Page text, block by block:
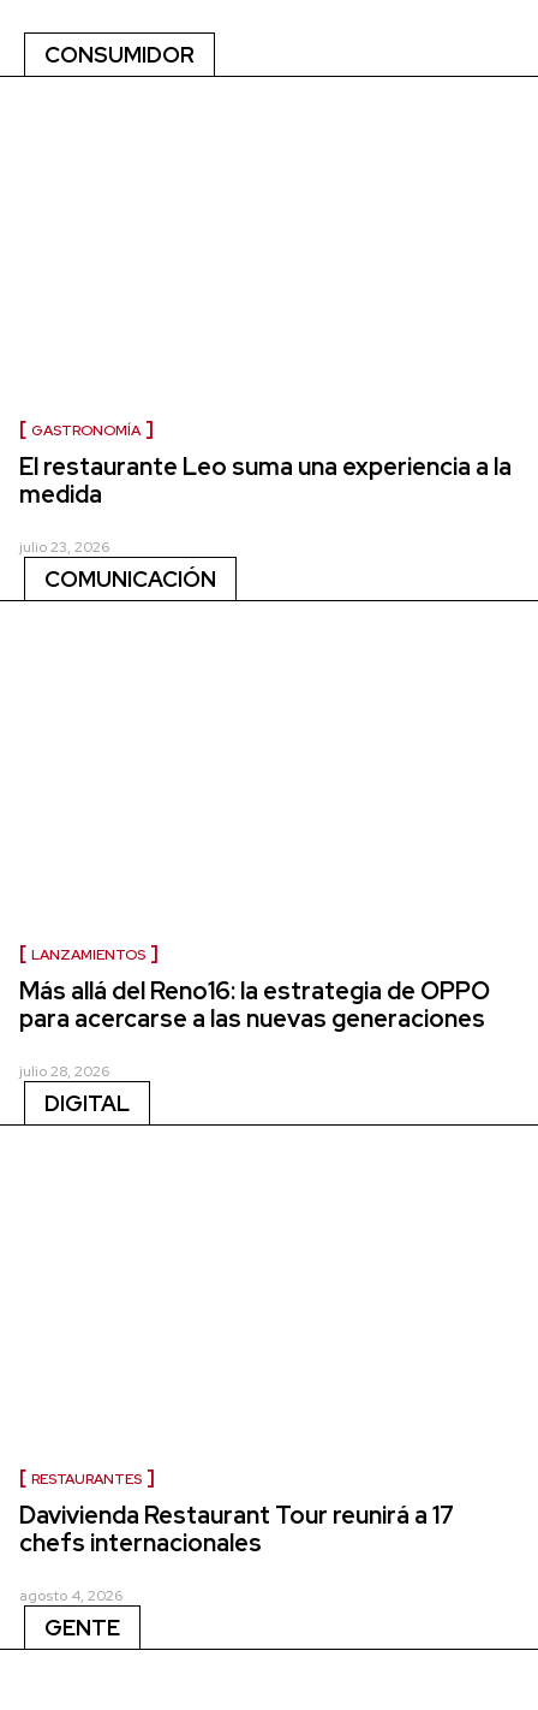
CONSUMIDOR
GASTRONOMÍA
El restaurante Leo suma una experiencia a la
medida
julio 23, 2026
COMUNICACIÓN
LANZAMIENTOS
Más allá del Reno16: la estrategia de OPPO
para acercarse a las nuevas generaciones
julio 28, 2026
DIGITAL
RESTAURANTES
Davivienda Restaurant Tour reunirá a 17
chefs internacionales
agosto 4, 2026
GENTE